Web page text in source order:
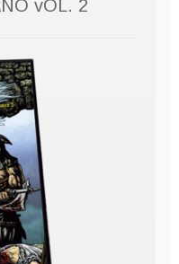
vOL. 2